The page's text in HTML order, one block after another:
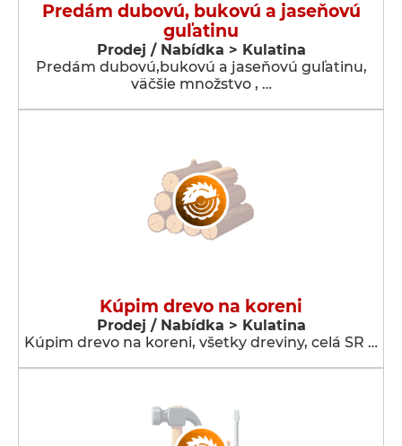
Predám dubovú, bukovú a jaseňovú
guľatinu
Prodej / Nabídka > Kulatina
Predám dubovú,bukovú a jaseňovú guľatinu,
väčšie množstvo , …
Kúpim drevo na koreni
Prodej / Nabídka > Kulatina
Kúpim drevo na koreni, všetky dreviny, celá SR …